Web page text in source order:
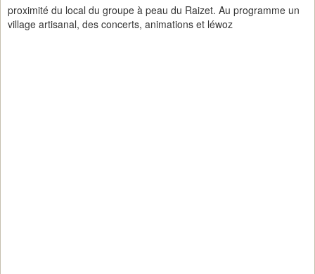
proximité du local du groupe à peau du Raizet. Au programme un
village artisanal, des concerts, animations et léwoz